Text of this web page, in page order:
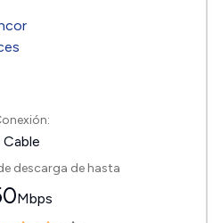
Cable
descarga de hasta
Mbps